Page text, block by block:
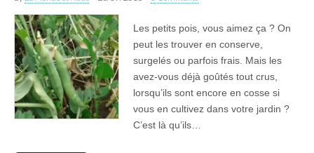
Les petits pois, vous aimez ça ? On
peut les trouver en conserve,
surgelés ou parfois frais. Mais les
avez-vous déjà goûtés tout crus,
lorsqu’ils sont encore en cosse si
vous en cultivez dans votre jardin ?
C’est là qu’ils…